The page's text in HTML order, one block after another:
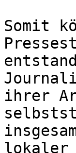
Somit
ihrer
lokaler